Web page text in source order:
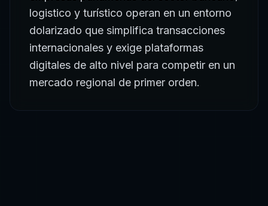
logistico y turístico operan en un entorno
dolarizado que simplifica transacciones
internacionales y exige plataformas
digitales de alto nivel para competir en un
mercado regional de primer orden.